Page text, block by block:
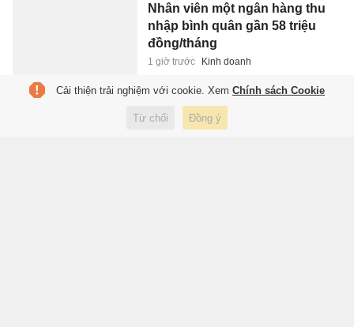
Nhân viên một ngân hàng thu
nhập bình quân gần 58 triệu
đồng/tháng
1 giờ trước Kinh doanh
Concert quốc tế và cuộc đua
lấp đầy sân vận động
Cải thiện trải nghiệm với cookie. Xem Chính sách Cookie
Từ chối Đồng ý